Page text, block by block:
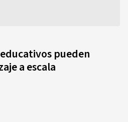
pueden
a escala